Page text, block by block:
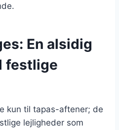
En alsidig
festlige
kun til tapas-aftener; de
lejligheder som